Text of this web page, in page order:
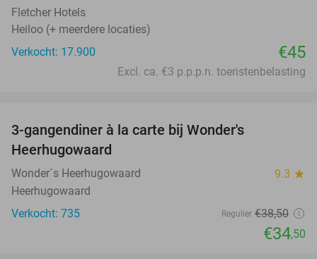
Fletcher Hotels
Heiloo (+ meerdere locaties)
Verkocht: 17.900
€45
Excl. ca. €3 p.p.p.n. toeristenbelasting
3-gangendiner à la carte bij Wonder's
Heerhugowaard
Wonder´s Heerhugowaard 9.3 star
Heerhugowaard
Verkocht: 735
Regulier €38,50
€34,50